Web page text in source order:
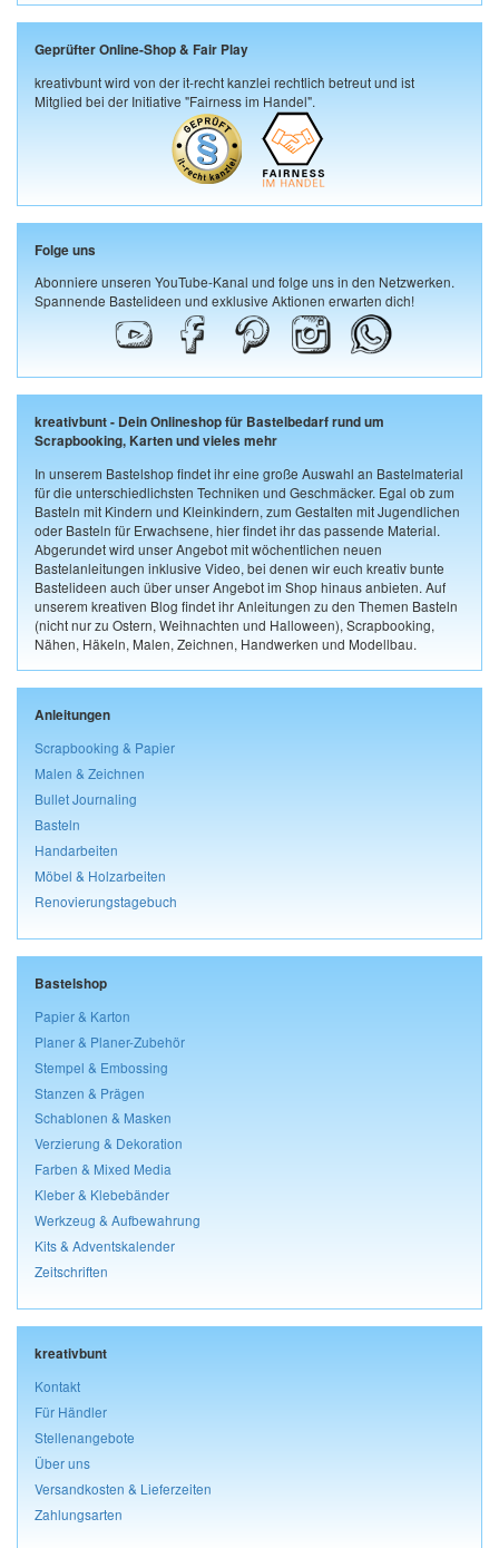
Geprüfter Online-Shop & Fair Play
kreativbunt wird von der it-recht kanzlei rechtlich betreut und ist
Mitglied bei der Initiative "Fairness im Handel".
Folge uns
Abonniere unseren YouTube-Kanal und folge uns in den Netzwerken.
Spannende Bastelideen und exklusive Aktionen erwarten dich!
kreativbunt - Dein Onlineshop für Bastelbedarf rund um
Scrapbooking, Karten und vieles mehr
In unserem Bastelshop findet ihr eine große Auswahl an Bastelmaterial
für die unterschiedlichsten Techniken und Geschmäcker. Egal ob zum
Basteln mit Kindern und Kleinkindern, zum Gestalten mit Jugendlichen
oder Basteln für Erwachsene, hier findet ihr das passende Material.
Abgerundet wird unser Angebot mit wöchentlichen neuen
Bastelanleitungen inklusive Video, bei denen wir euch kreativ bunte
Bastelideen auch über unser Angebot im Shop hinaus anbieten. Auf
unserem kreativen Blog findet ihr Anleitungen zu den Themen Basteln
(nicht nur zu Ostern, Weihnachten und Halloween), Scrapbooking,
Nähen, Häkeln, Malen, Zeichnen, Handwerken und Modellbau.
Anleitungen
Scrapbooking & Papier
Malen & Zeichnen
Bullet Journaling
Basteln
Handarbeiten
Möbel & Holzarbeiten
Renovierungstagebuch
Bastelshop
Papier & Karton
Planer & Planer-Zubehör
Stempel & Embossing
Stanzen & Prägen
Schablonen & Masken
Verzierung & Dekoration
Farben & Mixed Media
Kleber & Klebebänder
Werkzeug & Aufbewahrung
Kits & Adventskalender
Zeitschriften
kreativbunt
Kontakt
Für Händler
Stellenangebote
Über uns
Versandkosten & Lieferzeiten
Zahlungsarten